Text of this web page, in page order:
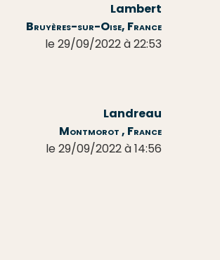
Lambert
Bruyères-sur-Oise, France
le 29/09/2022 à 22:53
Landreau
Montmorot , France
le 29/09/2022 à 14:56